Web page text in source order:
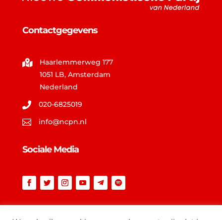
Contactgegevens

Haarlemmerweg 177
1051 LB, Amsterdam
Nederland

020-6825019

info@ncpn.nl
Sociale Media